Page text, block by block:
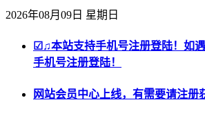
2026年08月09日 星期日
☑♫本站支持手机号注册登陆！如
手机号注册登陆！
网站会员中心上线，有需要请注册